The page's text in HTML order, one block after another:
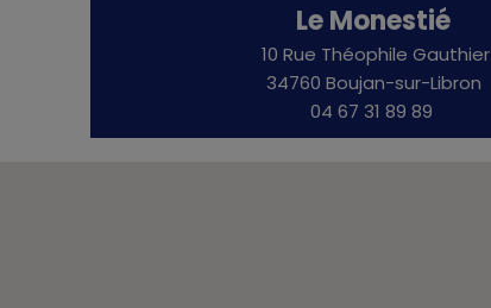
Le Monestié
10 Rue Théophile Gauthier
34760 Boujan-sur-Libron
04 67 31 89 89